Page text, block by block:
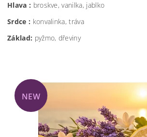
Hlava : broskve, vanilka, jablko
Srdce : konvalinka, tráva
Základ: pyžmo, dřeviny
NEW